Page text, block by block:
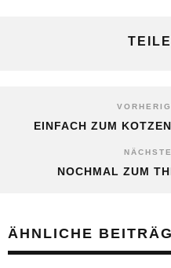
EINFACH ZUM
NOCHMAL ZUM
ÄHNLICHE